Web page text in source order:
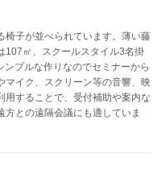
椅子が並べられています。薄い藤
107㎡、スクールスタイル3名掛
プルな作りなのでセミナーから
マイク、スクリーン等の音響、映
用することで、受付補助や案内な
との遠隔会議にも適していま